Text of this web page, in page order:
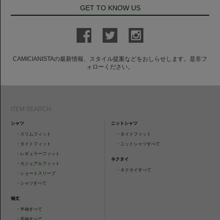
GET TO KNOW US
CAMICIANISTAの最新情報、スタイル提案などをおしらせします。是非フ
ォローください。
ITEM SEARCH
シャツ
・ スリムフィット
・ タイトフィット
・ レギュラーフィット
・ カジュアルフィット
・ ショートスリーブ
・ シャツすべて
袖丈
・半袖すべて
・長袖すべて
ニットシャツ
・ タイトフィット
・ ニットシャツすべて
ネクタイ
・ ネクタイすべて